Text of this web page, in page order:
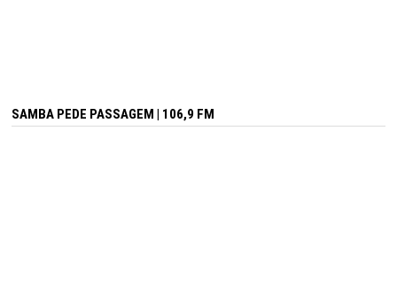
SAMBA PEDE PASSAGEM | 106,9 FM